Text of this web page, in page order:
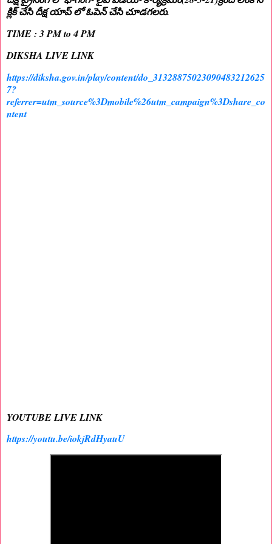
క్లిక్ చేసి దీక్ష యాప్ లో ఓపెన్ చేసి చూడగలరు.
TIME : 3 PM to 4 PM
DIKSHA LIVE LINK
https://diksha.gov.in/play/content/do_31328875023090483212625
7?
referrer=utm_source%3Dmobile%26utm_campaign%3Dshare_co
ntent
YOUTUBE LIVE LINK
https://youtu.be/iokjRdHyauU